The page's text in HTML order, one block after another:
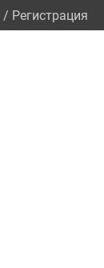
/ Регистрация